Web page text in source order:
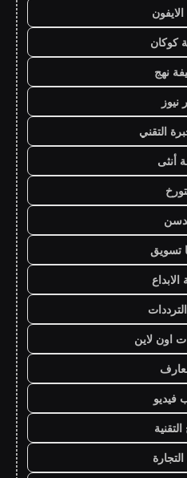
كوكان
نهج
نيوز
التقني
أنثى
تسويق
اون لاين
فيديو